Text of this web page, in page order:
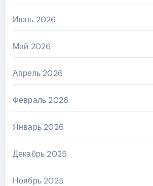
Июнь 2026
Май 2026
Апрель 2026
Февраль 2026
Январь 2026
Декабрь 2025
Ноябрь 2025